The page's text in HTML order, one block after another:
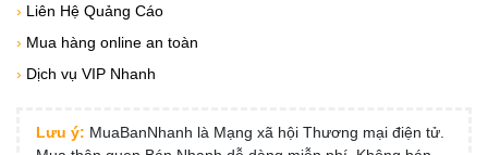
› Liên Hệ Quảng Cáo
› Mua hàng online an toàn
› Dịch vụ VIP Nhanh
Lưu ý: MuaBanNhanh là Mạng xã hội Thương mại điện tử.